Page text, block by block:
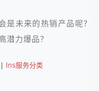
是未来的热销产品呢？
潜力爆品？
| Ins服务分类